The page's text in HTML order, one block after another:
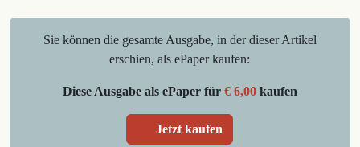
Sie können die gesamte Ausgabe, in der dieser Artikel
erschien, als ePaper kaufen:
Diese Ausgabe als ePaper für € 6,00kaufen
Jetzt kaufen